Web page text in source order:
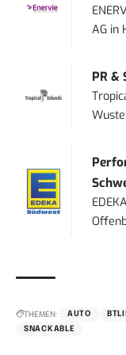
AG in
PR &
THEMEN: AUTO
SNACKABLE